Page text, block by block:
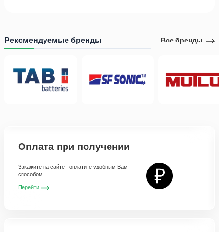
Рекомендуемые бренды Все бренды
Оплата при получении
Закажите на сайте - оплатите удобным Вам
способом
Перейти